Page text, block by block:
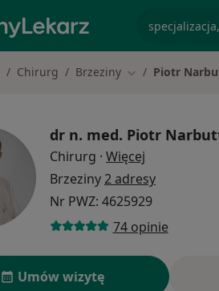
Chirurg Brzeziny Zmień miasto
Piotr
dr n. med. Piotr
Chirurg · Więcej
Brzeziny2 adresy
Nr PWZ: 4625929
74 opinie
Umów wizytę